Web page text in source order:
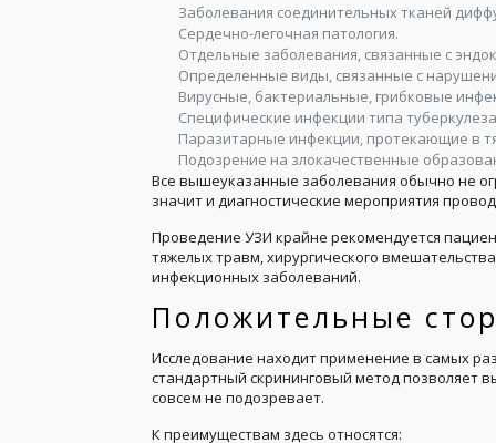
Заболевания соединительных тканей
Сердечно-легочная патология.
Отдельные заболевания, связанные с
Определенные виды, связанные с
Вирусные, бактериальные, грибковые
Специфические инфекции типа
Паразитарные инфекции, протекающие в
Подозрение на злокачественные
Все вышеуказанные заболевания обычно не
значит и диагностические мероприятия
Проведение УЗИ крайне рекомендуется
тяжелых травм, хирургического
инфекционных заболеваний.
Положительные
Исследование находит применение в самых
стандартный скрининговый метод позволяет
совсем не подозревает.
К преимуществам здесь относятся: